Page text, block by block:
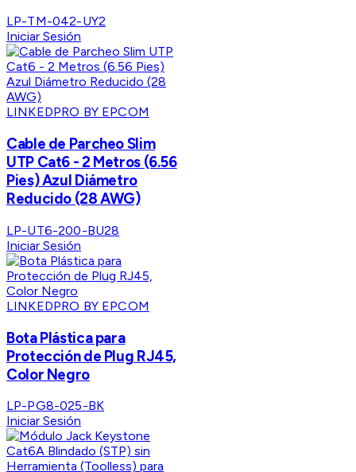
LP-TM-042-UY2
Iniciar Sesión
LINKEDPRO BY EPCOM
Cable de Parcheo Slim
UTP Cat6 - 2 Metros (6.56
Pies) Azul Diámetro
Reducido (28 AWG)
LP-UT6-200-BU28
Iniciar Sesión
LINKEDPRO BY EPCOM
Bota Plástica para
Protección de Plug RJ45,
Color Negro
LP-PG8-025-BK
Iniciar Sesión